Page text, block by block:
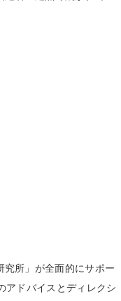
所」が全面的にサポー
アドバイスとディレクシ